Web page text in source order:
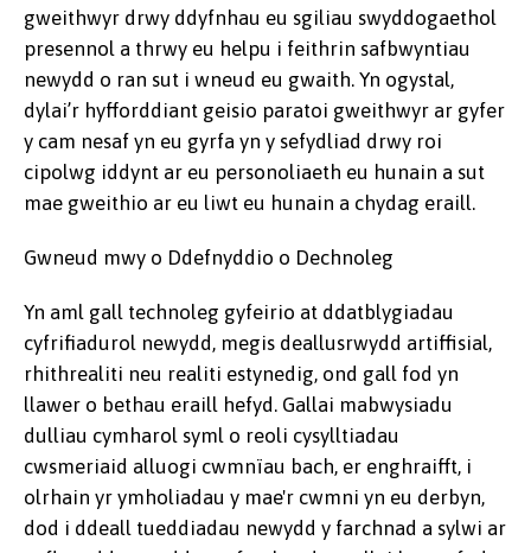
gweithwyr drwy ddyfnhau eu sgiliau swyddogaethol
presennol a thrwy eu helpu i feithrin safbwyntiau
newydd o ran sut i wneud eu gwaith. Yn ogystal,
dylai’r hyfforddiant geisio paratoi gweithwyr ar gyfer
y cam nesaf yn eu gyrfa yn y sefydliad drwy roi
cipolwg iddynt ar eu personoliaeth eu hunain a sut
mae gweithio ar eu liwt eu hunain a chydag eraill.
Gwneud mwy o Ddefnyddio o Dechnoleg
Yn aml gall technoleg gyfeirio at ddatblygiadau
cyfrifiadurol newydd, megis deallusrwydd artiffisial,
rhithrealiti neu realiti estynedig, ond gall fod yn
llawer o bethau eraill hefyd. Gallai mabwysiadu
dulliau cymharol syml o reoli cysylltiadau
cwsmeriaid alluogi cwmnïau bach, er enghraifft, i
olrhain yr ymholiadau y mae'r cwmni yn eu derbyn,
dod i ddeall tueddiadau newydd y farchnad a sylwi ar